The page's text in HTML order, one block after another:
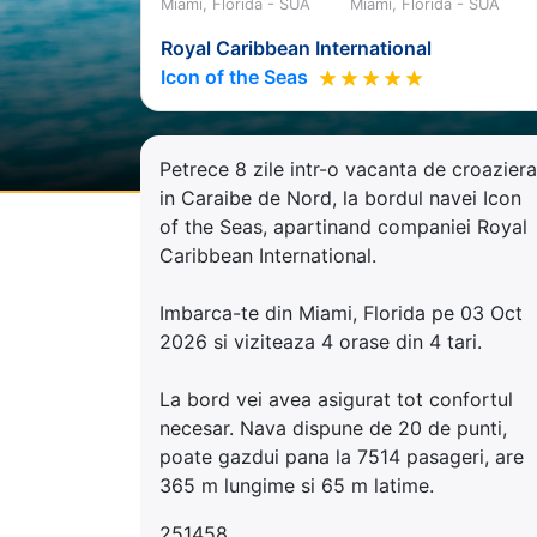
Miami, Florida - SUA Miami, Florida - SUA
Royal Caribbean International
Icon of the Seas
Petrece 8 zile intr-o vacanta de croaziera
in Caraibe de Nord, la bordul navei Icon
of the Seas, apartinand companiei Royal
Caribbean International.
Imbarca-te din Miami, Florida pe 03 Oct
2026 si viziteaza 4 orase din 4 tari.
La bord vei avea asigurat tot confortul
necesar. Nava dispune de 20 de punti,
poate gazdui pana la 7514 pasageri, are
365 m lungime si 65 m latime.